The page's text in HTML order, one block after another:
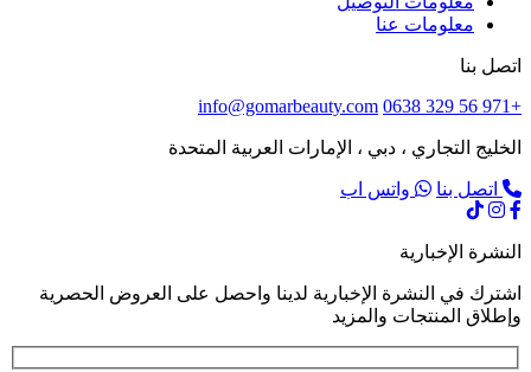
معلومات عنا
اتصل بنا
+971 56 329 0638
info@gomarbeauty.com
الخليج التجاري ، دبي ، الإمارات العربية المتحدة
اتصل بنا واتس اب
النشرة الإخبارية
اشترك في النشرة الإخبارية لدينا واحصل على العروض الحصرية
وإطلاق المنتجات والمزيد